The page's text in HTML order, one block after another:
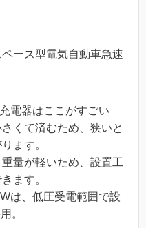
ース型電気自動車急速
電器はここがすごい
くて済むため、狭いと
ます。
量が軽いため、設置工
ます。
は、低圧受電範囲で設
。